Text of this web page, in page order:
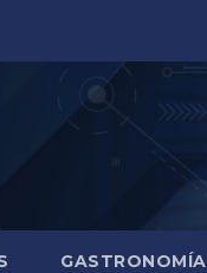
GASTRONOMÍA